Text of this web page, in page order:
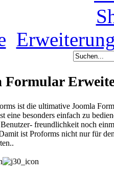
Formular
ist die ultimative Joomla
eine besonders einfach zu
freundlichkeit noch
ist Proforms nicht nur für